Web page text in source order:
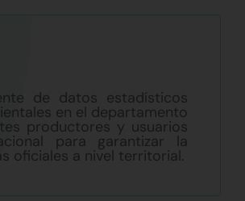
de datos estadísticos
en el departamento
productores y usuarios
para garantizar la
oficiales a nivel territorial.